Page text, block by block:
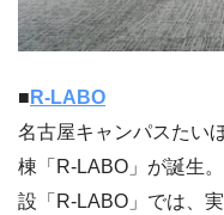
■ R-LABO
名古屋キャンパスたい
棟「R-LABO」が誕生
設「R-LABO」では、